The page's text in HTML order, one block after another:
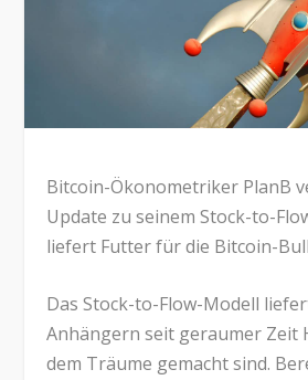
Bitcoin-Ökonometriker PlanB
Update zu seinem Stock-to-
liefert Futter für die Bitcoin-
Das Stock-to-Flow-Modell
Anhängern seit geraumer Zeit
dem Träume gemacht sind.